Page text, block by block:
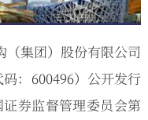
（集团）股份有限公司
：600496）公开发行
券监督管理委员会第